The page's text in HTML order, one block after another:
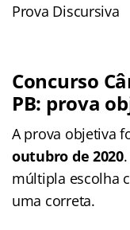
Prova Discursiva
Concurso
PB: prova
A prova objetiva
outubro de 2020
múltipla escolha
uma correta.